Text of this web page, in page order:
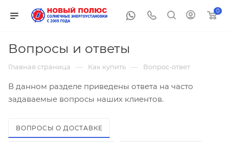
0
Вопросы и ответы
Главная страница — Как купить — Вопрос-ответ
В данном разделе приведены ответа на часто
задаваемые вопросы наших клиентов.
ВОПРОСЫ О ДОСТАВКЕ